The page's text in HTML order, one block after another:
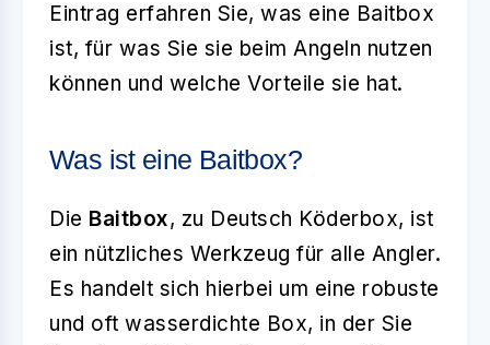
Eintrag erfahren Sie, was eine Baitbox
ist, für was Sie sie beim Angeln nutzen
können und welche Vorteile sie hat.
Was ist eine Baitbox?
Die Baitbox, zu Deutsch Köderbox, ist
ein nützliches Werkzeug für alle Angler.
Es handelt sich hierbei um eine robuste
und oft wasserdichte Box, in der Sie